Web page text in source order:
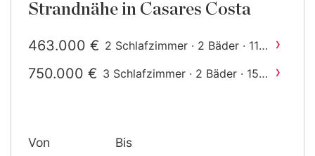
Strandnähe in Casares Costa
463.000 € 2 Schlafzimmer · 2 Bäder · 111
›
750.000 € 3 Schlafzimmer · 2 Bäder · 150
›
Von Bis